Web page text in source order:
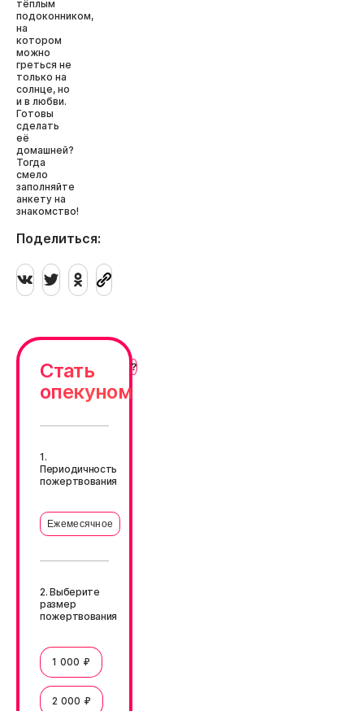
тёплым
подоконником,
на
котором
можно
греться не
только на
солнце, но
и в любви.
Готовы
сделать
её
домашней?
Тогда
смело
заполняйте
анкету на
знакомство!
Поделиться:
Стать
опекуном
1.
Периодичность
пожертвования
Ежемесячное
2. Выберите
размер
пожертвования
1 000 ₽
2 000 ₽